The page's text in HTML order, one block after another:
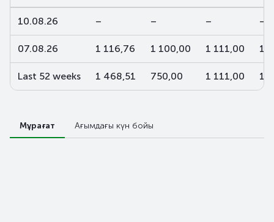
10.08.26 – – – –
07.08.26 1 116,76 1 100,00 1 111,00 1
Last 52 weeks 1 468,51 750,00 1 111,00 1
Мұрағат Ағымдағы күн бойы